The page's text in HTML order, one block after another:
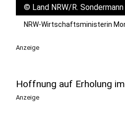
© Land NRW/R. Sondermann
NRW-Wirtschaftsministerin
Anzeige
Hoffnung auf Erholung
Anzeige